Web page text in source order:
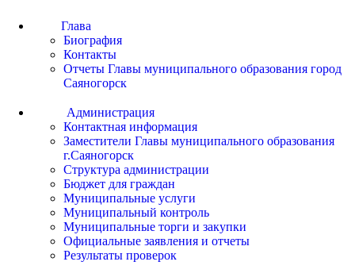
Глава
Биография
Контакты
Отчеты Главы муниципального образования город
Саяногорск
Администрация
Контактная информация
Заместители Главы муниципального образования
г.Саяногорск
Структура администрации
Бюджет для граждан
Муниципальные услуги
Муниципальный контроль
Муниципальные торги и закупки
Официальные заявления и отчеты
Результаты проверок